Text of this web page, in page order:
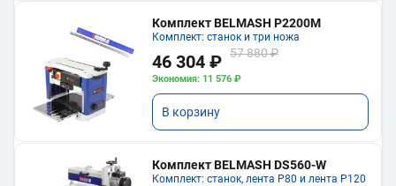
Комплект BELMASH P2200M
Комплект: станок и три ножа
46 304 ₽ 57 880 ₽
Экономия: 11 576 ₽
В корзину
Комплект BELMASH DS560-W
Комплект: станок, лента P80 и лента P120